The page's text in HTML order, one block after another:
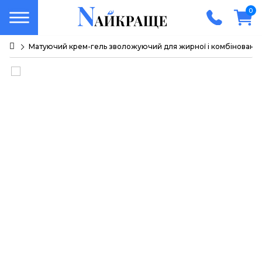
0
Матуючий крем-гель зволожуючий для жирної і